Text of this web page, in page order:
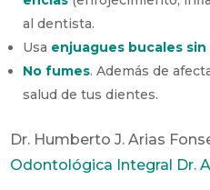
al dentista.
Usa enjuagues bucales
No fumes. Además de
salud de tus dientes.
Dr. Humberto J. Arias
Odontológica Integral Dr.